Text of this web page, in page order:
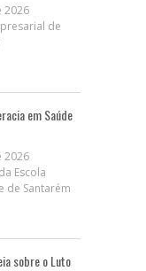
2026
de
em Saúde
2026
Escola
de Santarém
sobre o Luto